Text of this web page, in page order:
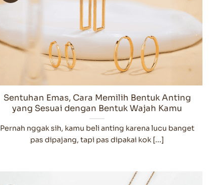
Sentuhan Emas, Cara Memilih Bentuk Anting
yang Sesuai dengan Bentuk Wajah Kamu
Pernah nggak sih, kamu beli anting karena lucu banget
pas dipajang, tapi pas dipakai kok [...]